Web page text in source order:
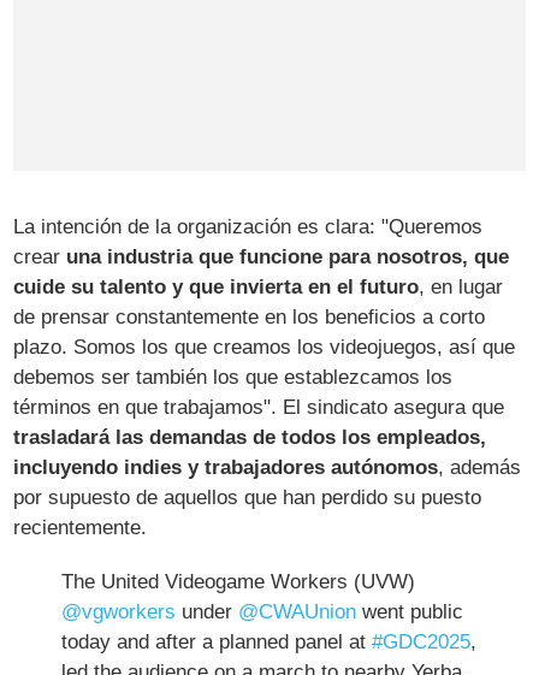
La intención de la organización es clara: "Queremos
crear una industria que funcione para nosotros, que
cuide su talento y que invierta en el futuro, en lugar
de prensar constantemente en los beneficios a corto
plazo. Somos los que creamos los videojuegos, así que
debemos ser también los que establezcamos los
términos en que trabajamos". El sindicato asegura que
trasladará las demandas de todos los empleados,
incluyendo indies y trabajadores autónomos, además
por supuesto de aquellos que han perdido su puesto
recientemente.
The United Videogame Workers (UVW)
@vgworkers under @CWAUnion went public
today and after a planned panel at#GDC2025,